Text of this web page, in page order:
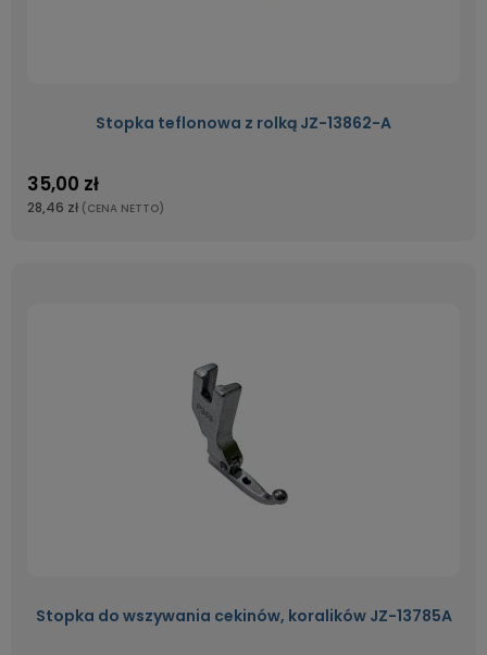
Stopka teflonowa z rolką JZ-13862-A
35,00 zł
28,46 zł (CENA NETTO)
Stopka do wszywania cekinów, koralików JZ-13785A